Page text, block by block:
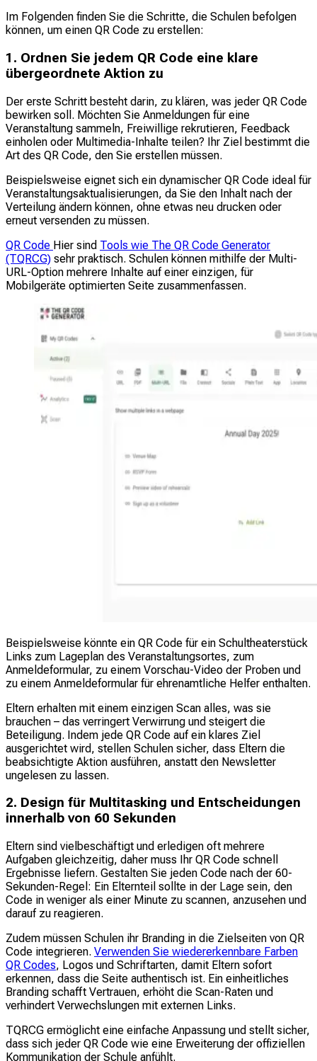
Im Folgenden finden Sie die Schritte, die Schulen befolgen
können, um einen QR Code zu erstellen:
1. Ordnen Sie jedem QR Code eine klare
übergeordnete Aktion zu
Der erste Schritt besteht darin, zu klären, was jeder QR Code
bewirken soll. Möchten Sie Anmeldungen für eine
Veranstaltung sammeln, Freiwillige rekrutieren, Feedback
einholen oder Multimedia-Inhalte teilen? Ihr Ziel bestimmt die
Art des QR Code, den Sie erstellen müssen.
Beispielsweise eignet sich ein dynamischer QR Code ideal für
Veranstaltungsaktualisierungen, da Sie den Inhalt nach der
Verteilung ändern können, ohne etwas neu drucken oder
erneut versenden zu müssen.
QR Code Hier sind Tools wie The QR Code Generator
(TQRCG) sehr praktisch. Schulen können mithilfe der Multi-
URL-Option mehrere Inhalte auf einer einzigen, für
Mobilgeräte optimierten Seite zusammenfassen.
Beispielsweise könnte ein QR Code für ein Schultheaterstück
Links zum Lageplan des Veranstaltungsortes, zum
Anmeldeformular, zu einem Vorschau-Video der Proben und
zu einem Anmeldeformular für ehrenamtliche Helfer enthalten.
Eltern erhalten mit einem einzigen Scan alles, was sie
brauchen – das verringert Verwirrung und steigert die
Beteiligung. Indem jede QR Code auf ein klares Ziel
ausgerichtet wird, stellen Schulen sicher, dass Eltern die
beabsichtigte Aktion ausführen, anstatt den Newsletter
ungelesen zu lassen.
2. Design für Multitasking und Entscheidungen
innerhalb von 60 Sekunden
Eltern sind vielbeschäftigt und erledigen oft mehrere
Aufgaben gleichzeitig, daher muss Ihr QR Code schnell
Ergebnisse liefern. Gestalten Sie jeden Code nach der 60-
Sekunden-Regel: Ein Elternteil sollte in der Lage sein, den
Code in weniger als einer Minute zu scannen, anzusehen und
darauf zu reagieren.
Zudem müssen Schulen ihr Branding in die Zielseiten von QR
Code integrieren. Verwenden Sie wiedererkennbare Farben
QR Codes, Logos und Schriftarten, damit Eltern sofort
erkennen, dass die Seite authentisch ist. Ein einheitliches
Branding schafft Vertrauen, erhöht die Scan-Raten und
verhindert Verwechslungen mit externen Links.
TQRCG ermöglicht eine einfache Anpassung und stellt sicher,
dass sich jeder QR Code wie eine Erweiterung der offiziellen
Kommunikation der Schule anfühlt.